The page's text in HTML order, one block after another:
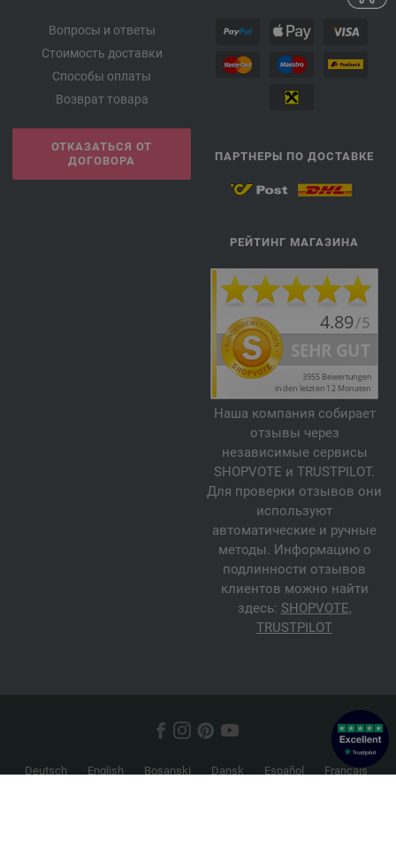
Вопросы и ответы
Стоимость доставки
Способы оплаты
Возврат товара
ОТКАЗАТЬСЯ ОТ
ДОГОВОРА
ПАРТНЕРЫ ПО ДОСТАВКЕ
РЕЙТИНГ МАГАЗИНА
Наша компания собирает
отзывы через
независимые сервисы
SHOPVOTE и TRUSTPILOT.
Для проверки отзывов они
используют
автоматические и ручные
методы. Информацию о
подлинности отзывов
клиентов можно найти
здесь: SHOPVOTE,
TRUSTPILOT
Deutsch English Bosanski Dansk Español
Français